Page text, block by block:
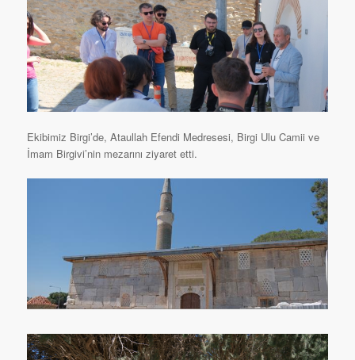
Ekibimiz Birgi’de, Ataullah Efendi Medresesi, Birgi Ulu Camii ve
İmam Birgivi’nin mezarını ziyaret etti.